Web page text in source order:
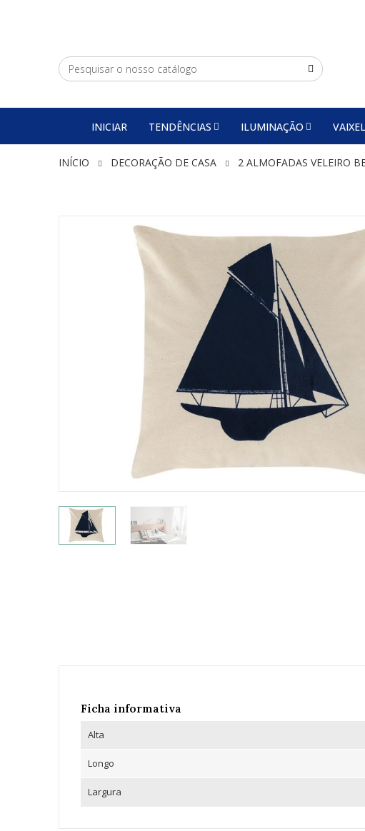
INICIAR TENDÊNCIAS ILUMINAÇÃO
INÍCIO DECORAÇÃO DE CASA 2 ALMOFADAS VELEIRO
Ficha informativa
Alta
Longo
Largura